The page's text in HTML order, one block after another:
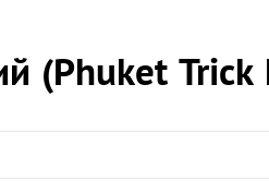
(Phuket Trick